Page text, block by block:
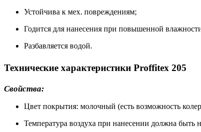
Устойчива к мех. повреждениям;
Годится для нанесения при повышенной
Разбавляется водой.
Технические характеристики Proffitex 205
Свойства:
Цвет покрытия: молочный (есть возможность
Температура воздуха при нанесении должна быть